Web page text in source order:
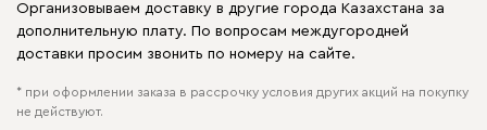
Организовываем доставку в другие города Казахстана за
дополнительную плату. По вопросам междугородней
доставки просим звонить по номеру на сайте.
* при оформлении заказа в рассрочку условия других акций на покупку
не действуют.